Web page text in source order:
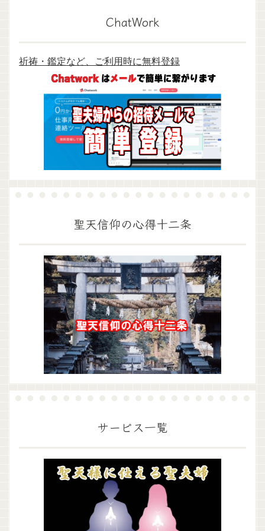
ChatWork
祈祷・鑑定など、ご利用時に無料登録
聖天信仰の心得十二条
サービス一覧